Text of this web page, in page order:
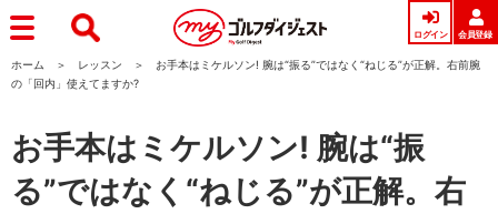
ログイン 会員登録
ホーム レッスン
お手本はミケルソン! 腕は“振る”ではなく“ねじる”が正解。右前腕
の「回内」使えてますか?
お手本はミケルソン! 腕は“振
る”ではなく“ねじる”が正解。右